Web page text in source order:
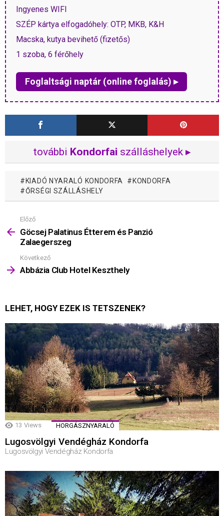
Ingyenes WIFI
SZÉP kártya elfogadóhely: OTP, MKB, K&H
Macska, kutya bevihető (fizetős)
1 szoba, 6 férőhely
Foglaltsági naptár (online foglalás) ▸
további Kondorfai szálláshelyek ▸
KIADÓ NYARALÓ KONDORFA
KONDORFA
ŐRSÉGI SZÁLLÁSHELY
Mutass
többet
Előző
Göcsej Palatinus Étterem és Panzió
Zalaegerszeg
Következő
Abbázia Club Hotel Keszthely
LEHET, HOGY EZEK IS TETSZENEK?
13 Views HORGÁSZNYARALÓ
Lugosvölgyi Vendégház Kondorfa
Lugosvölgyi Vendégház Kondorfa